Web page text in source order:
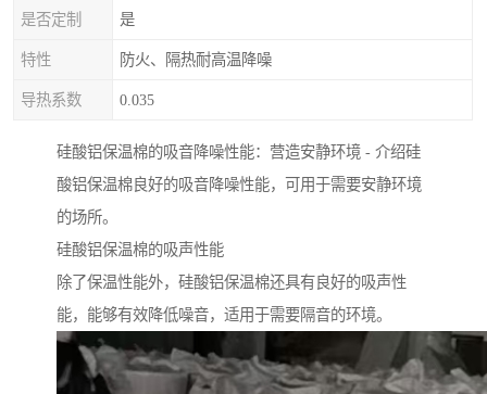
是否定制 是
特性 防火、隔热耐高温降噪
导热系数 0.035
硅酸铝保温棉的吸音降噪性能：营造安静环境 - 介绍硅
酸铝保温棉良好的吸音降噪性能，可用于需要安静环境
的场所。
硅酸铝保温棉的吸声性能
除了保温性能外，硅酸铝保温棉还具有良好的吸声性
能，能够有效降低噪音，适用于需要隔音的环境。